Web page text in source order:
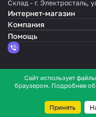
Каталог
Склад - г. Электросталь,
Интернет-магазин
Компания
Помощь
© 2026 Интернет-магазин
Конфиденциальность
Сайт использует
браузером. Подробнее
Принять